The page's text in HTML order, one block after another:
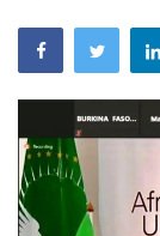
Wasiliana
Misri
Timu yetu